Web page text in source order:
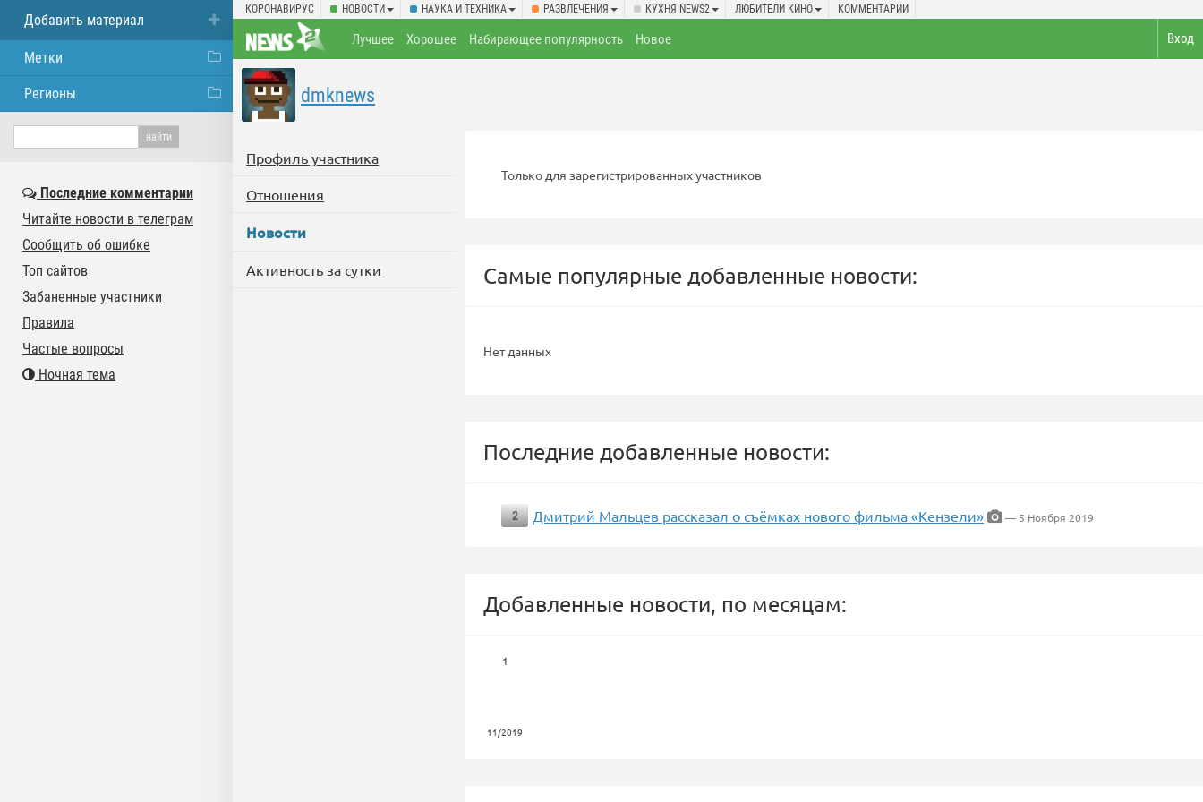
КОРОНАВИРУС НОВОСТИ НАУКА И ТЕХНИКА РАЗВЛЕЧЕНИЯ КУХНЯ NEWS2 ЛЮБИТЕЛИ КИНО КОММЕНТАРИИ
Вход
Лучшее Хорошее Набирающее популярность Новое
dmknews
Профиль участника
Отношения
Новости
Активность за сутки
Только для зарегистрированных участников
Самые популярные добавленные новости:
Нет данных
Последние добавленные новости:
2 Дмитрий Мальцев рассказал о съёмках нового фильма «Кензели» — 5 Ноября 2019
Добавленные новости, по месяцам:
1
11/2019
Добавить материал
Метки
Регионы
Последние комментарии
Читайте новости в телеграм
Сообщить об ошибке
Топ сайтов
Забаненные участники
Правила
Частые вопросы
Ночная тема